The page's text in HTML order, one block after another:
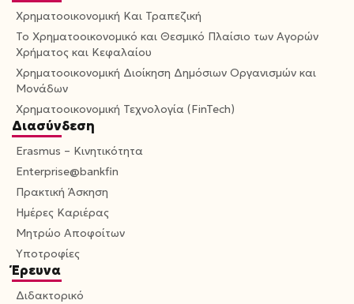
Χρηματοοικονομική Και Τραπεζική
Το Χρηματοοικονομικό και Θεσμικό Πλαίσιο των Αγορών
Χρήματος και Κεφαλαίου
Χρηματοοικονομική Διοίκηση Δημόσιων Οργανισμών και
Μονάδων
Χρηματοοικονομική Τεχνολογία (FinTech)
Διασύνδεση
Erasmus – Κινητικότητα
Enterprise@bankfin
Πρακτική Άσκηση
Ημέρες Καριέρας
Μητρώο Αποφοίτων
Υποτροφίες
Έρευνα
Διδακτορικό